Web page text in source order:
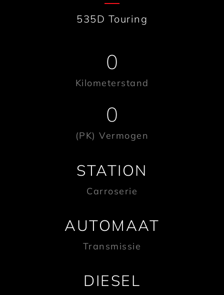
535D Touring
Kilometerstand
0
(PK) Vermogen
0
STATION
Carroserie
AUTOMAAT
Transmissie
DIESEL